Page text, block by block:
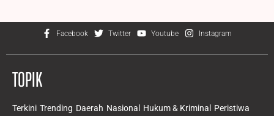
Facebook Twitter Youtube Instagram
TOPIK
Terkini Trending Daerah Nasional Hukum & Kriminal
Peristiwa